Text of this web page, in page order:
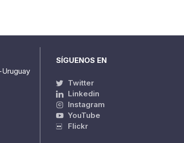
SÍGUENOS EN
Twitter
Linkedin
Instagram
YouTube
Flickr